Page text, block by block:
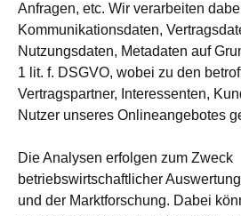
Anfragen, etc. Wir verarbeiten
Kommunikationsdaten,
Nutzungsdaten, Metadaten auf
1 lit. f. DSGVO, wobei zu den
Vertragspartner, Interessenten,
Nutzer unseres Onlineangebotes
Die Analysen erfolgen zum Zweck
betriebswirtschaftlicher
und der Marktforschung. Dabei